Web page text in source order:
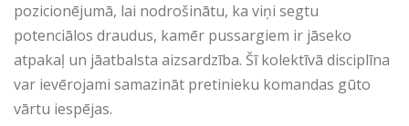
pozicionējumā, lai nodrošinātu, ka viņi segtu
potenciālos draudus, kamēr pussargiem ir jāseko
atpakaļ un jāatbalsta aizsardzība. Šī kolektīvā disciplīna
var ievērojami samazināt pretinieku komandas gūto
vārtu iespējas.